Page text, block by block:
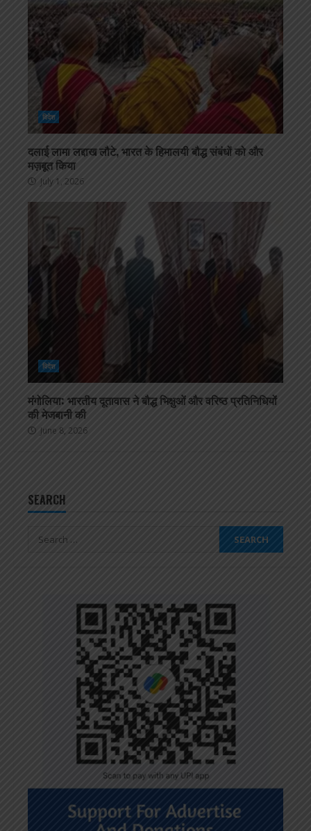
विदेश
दलाई लामा लद्दाख लौटे, भारत के हिमालयी बौद्ध संबंधों को और
मज़बूत किया
July 1, 2026
विदेश
मंगोलिया: भारतीय दूतावास ने बौद्ध भिक्षुओं और वरिष्ठ प्रतिनिधियों
की मेजबानी की
June 8, 2026
SEARCH
Search